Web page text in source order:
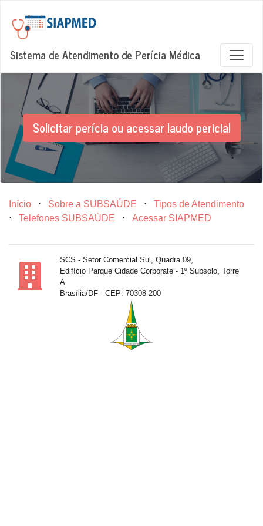
Sistema de Atendimento de Perícia Médica
Solicitar perícia ou acessar laudo pericial
Início ⋅ Sobre a SUBSAÚDE ⋅
Tipos de Atendimento
⋅
Telefones SUBSAÚDE ⋅ Acessar SIAPMED
SCS - Setor Comercial Sul, Quadra 09,
Edifício Parque Cidade Corporate - 1º Subsolo, Torre
A
Brasília/DF - CEP: 70308-200